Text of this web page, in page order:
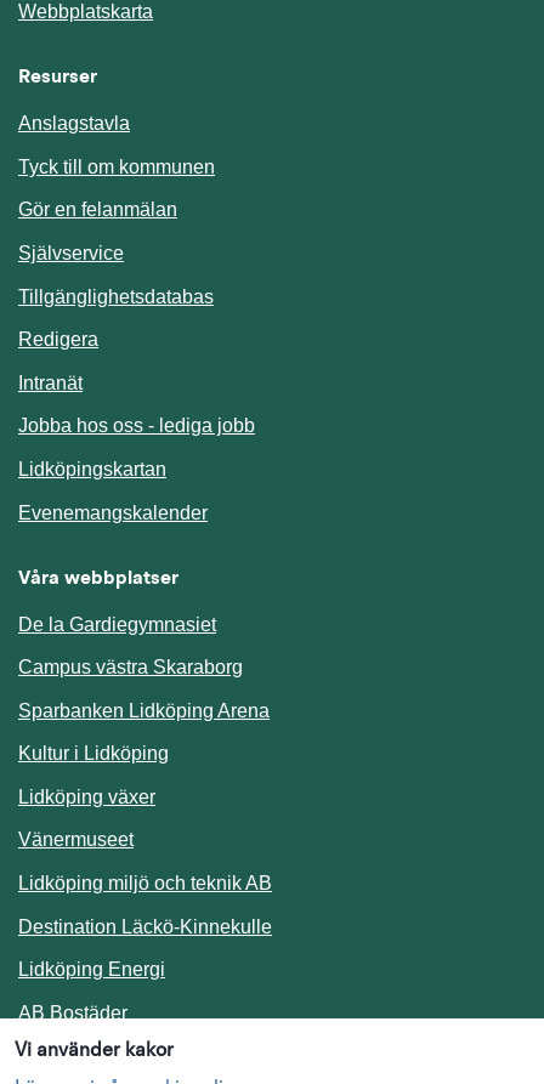
Vi använder kakor
Webbplatskarta
Resurser
Anslagstavla
Tyck till om kommunen
Gör en felanmälan
SjälvserviceLänk till annan webbplats.
TillgänglighetsdatabasLänk till annan webbplats.
Redigera
IntranätLänk till annan webbplats.
Jobba hos oss - lediga jobb
Lidköpingskartan
EvenemangskalenderLänk till annan webbplats.
Våra webbplatser
De la Gardiegymnasiet
Campus västra Skaraborg
Sparbanken Lidköping Arena
Kultur i Lidköping
Lidköping växer
Vänermuseet
Lidköping miljö och teknik AB
Destination Läckö-KinnekulleLänk till annan webbplats.
Lidköping Energi
AB BostäderLänk till annan webbplats.
Följ oss i sociala medier